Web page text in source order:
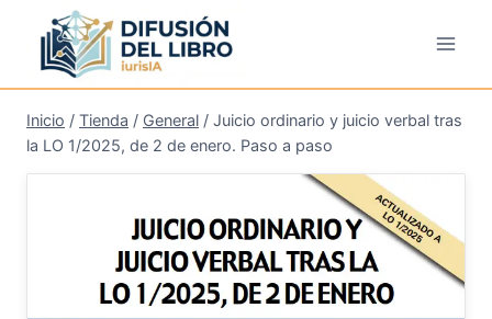
contenido
Inicio / Tienda / General / Juicio ordinario y juicio verbal tras
la LO 1/2025, de 2 de enero. Paso a paso